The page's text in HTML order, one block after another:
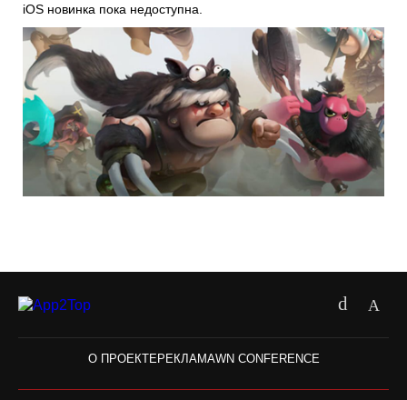
iOS новинка пока недоступна.
О ПРОЕКТЕРЕКЛАМАWN CONFERENCE